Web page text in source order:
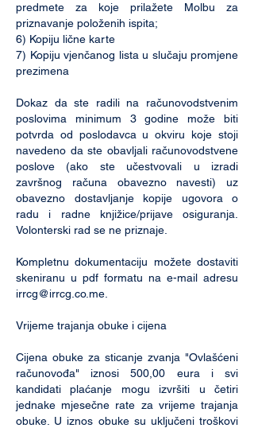
predmete za koje prilažete Molbu za
priznavanje položenih ispita;
6) Kopiju lične karte
7) Kopiju vjenčanog lista u slučaju promjene
prezimena
Dokaz da ste radili na računovodstvenim
poslovima minimum 3 godine može biti
potvrda od poslodavca u okviru koje stoji
navedeno da ste obavljali računovodstvene
poslove (ako ste učestvovali u izradi
završnog računa obavezno navesti) uz
obavezno dostavljanje kopije ugovora o
radu i radne knjižice/prijave osiguranja.
Volonterski rad se ne priznaje.
Kompletnu dokumentaciju možete dostaviti
skeniranu u pdf formatu na e-mail adresu
irrcg@irrcg.co.me
Vrijeme trajanja obuke i cijena
Cijena obuke za sticanje zvanja "Ovlašćeni
računovođa" iznosi 500,00 eura i svi
kandidati plaćanje mogu izvršiti u četiri
jednake mjesečne rate za vrijeme trajanja
obuke. U iznos obuke su uključeni troškovi